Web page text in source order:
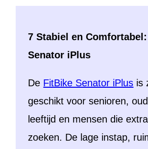
7 Stabiel en
Senator iPlus
De FitBike Senator iPlus is
geschikt voor senioren,
leeftijd en mensen die
zoeken. De lage instap,